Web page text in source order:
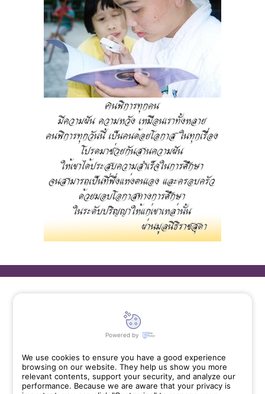
ข่าวกิจกรรม
สื่อความรู้
Powered by
We use cookies to ensure you have a good experience
browsing on our website. They help us show you more
relevant contents, support your security, and analyze our
performance. Because we are aware that your privacy is